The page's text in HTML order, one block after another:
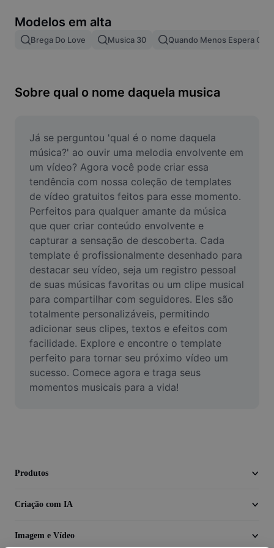
Mesclar imagens
Redimensionar Imagem
Criador de Memes
AI Text Remover
AI People Remover
AI Inpainting
Face Cutout
Vídeo
Remover plano de fundo de vídeo
Aprimorar qualidade
Editor de Video
Cortar Vídeo
Modelos em alta
Brega Do Love Musica 30 Quando Menos Espera
Sobre qual o nome daquela musica
Já se perguntou 'qual é o nome daquela
música?' ao ouvir uma melodia envolvente em
um vídeo? Agora você pode criar essa
tendência com nossa coleção de templates
de vídeo gratuitos feitos para esse momento.
Perfeitos para qualquer amante da música
que quer criar conteúdo envolvente e
capturar a sensação de descoberta. Cada
template é profissionalmente desenhado para
destacar seu vídeo, seja um registro pessoal
de suas músicas favoritas ou um clipe musical
para compartilhar com seguidores. Eles são
totalmente personalizáveis, permitindo
adicionar seus clipes, textos e efeitos com
facilidade. Explore e encontre o template
perfeito para tornar seu próximo vídeo um
sucesso. Comece agora e traga seus
momentos musicais para a vida!
Produtos
Criação com IA
Imagem e Vídeo